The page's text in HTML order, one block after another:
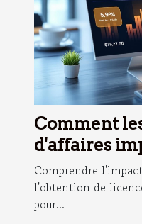
Comment
d'affaires
l'obtention
Comprendre
l'obtention de
pour...